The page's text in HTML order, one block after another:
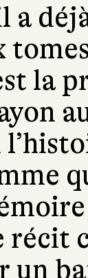
a
la
récit
un